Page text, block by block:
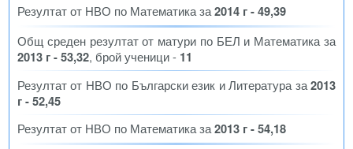
Резултат от НВО по Математика за2014 г - 49,39
Общ среден резултат от матури по БЕЛ и Математика за
2013 г - 53,32, брой ученици - 11
Резултат от НВО по Български език и Литература за2013
г - 52,45
Резултат от НВО по Математика за2013 г - 54,18